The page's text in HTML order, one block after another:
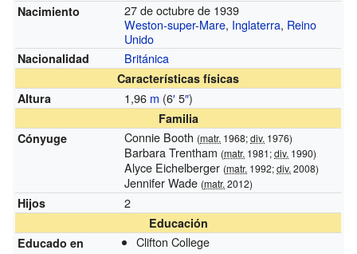
Nacimiento
27 de octubre de 1939
Weston-super-Mare, Inglaterra, Reino
Unido
Nacionalidad Británica
Características físicas
Altura
1,96 m (6′5″)
Familia
Cónyuge
Connie Booth (matr. 1968;div. 1976)
Barbara Trentham (matr. 1981;div. 1990)
Alyce Eichelberger (matr. 1992;div. 2008)
Jennifer Wade (matr. 2012)
Hijos 2
Educación
Educado en
Clifton College